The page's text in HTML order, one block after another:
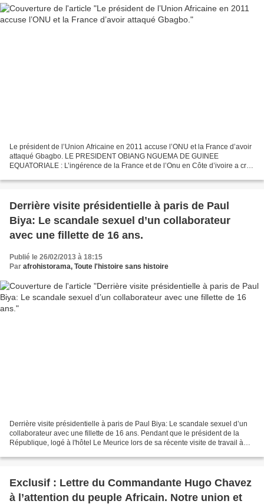
Le président de l’Union Africaine en 2011 accuse l’ONU et la France d’avoir
attaqué Gbagbo. LE PRESIDENT OBIANG NGUEMA DE GUINEE
EQUATORIALE : L’ingérence de la France et de l’Onu en Côte d’ivoire a crée
Derrière visite présidentielle à paris de Paul
Biya: Le scandale sexuel d’un collaborateur
avec une fillette de 16 ans.
Publié le 26/02/2013 à 18:15
Par afrohistorama, Toute l'histoire sans histoire
Derrière visite présidentielle à paris de Paul Biya: Le scandale sexuel d’un
collaborateur avec une fillette de 16 ans. Pendant que le président de la
République, logé à l'hôtel Le Meurice lors de sa récente visite de travail à
Exclusif : Lettre du Commandante Hugo Chavez
à l’attention du peuple Africain. Notre union et